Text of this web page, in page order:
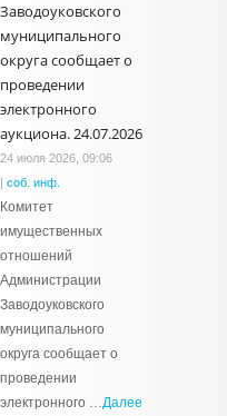
Заводоуковского
муниципального
округа сообщает о
проведении
электронного
аукциона. 24.07.2026
24 июля 2026, 09:06
| соб. инф.
Комитет
имущественных
отношений
Администрации
Заводоуковского
муниципального
округа сообщает о
проведении
электронного …Далее